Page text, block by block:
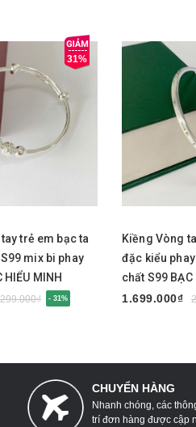
31%
trẻ em bạc ta
mix bi phay
HIỂU MINH
- 31%
Kiềng Vòng
đặc kiểu
chất S99 BẠC
LTU675
1.699.000₫
CHUYỂN HÀNG
Nhanh chóng, các
trí đơn hàng được cập